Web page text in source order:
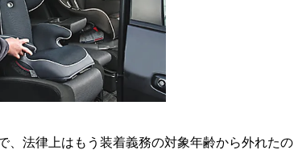
、法律上はもう装着義務の対象年齢から外れたの